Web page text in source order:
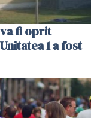
fi oprit
1 a fost